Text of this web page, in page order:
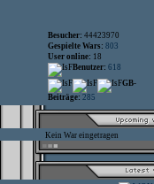
Besucher: 44423970
Gespielte Wars: 803
User online: 18
Benutzer: 618
GB-
Beiträge: 285
Kein War eingetragen